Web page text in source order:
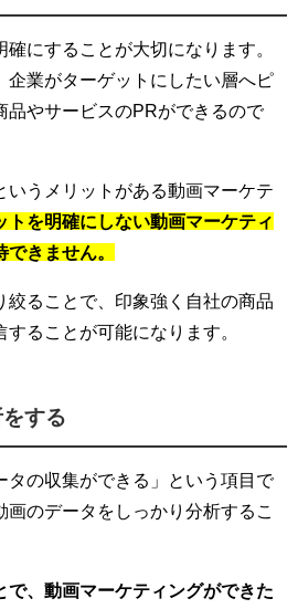
にすることが大切になります。
企業がターゲットにしたい層へピ
品やサービスのPRができるので
いうメリットがある動画マーケテ
トを明確にしない動画マーケティ
きません。
絞ることで、印象強く自社の商品
ることが可能になります。
する
タの収集ができる」という項目で
画のデータをしっかり分析するこ
で、動画マーケティングができた